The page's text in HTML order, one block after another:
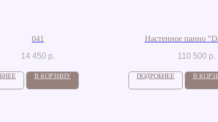
041
14 450 р.
В КОРЗИНУ
Настенное панно
110 500 р.
ПОДРОБНЕЕ В